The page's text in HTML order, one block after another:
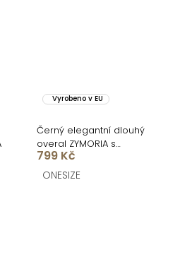
Vyrobeno v EU
Černý elegantní dlouhý
overal ZYMORIA s
páskem
799 Kč
ONESIZE